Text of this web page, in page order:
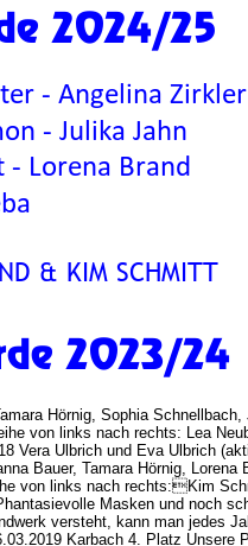
2023/24
2024/25
- Angelina Zirkler
- Julika Jahn
- Lorena Brand
& KIM SCHMITT